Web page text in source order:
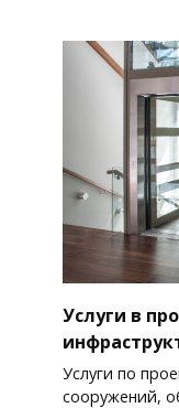
Услуги в
Услуги по
сооружений,